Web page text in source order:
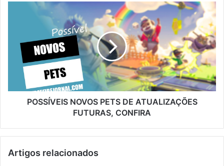
ANIVERSÁRIO,
POSSÍVEIS
ATUALIZAÇÕES
FUTURAS,
CONFIRA
POSSÍVEIS NOVOS PETS DE ATUALIZAÇÕES
FUTURAS, CONFIRA
Artigos relacionados